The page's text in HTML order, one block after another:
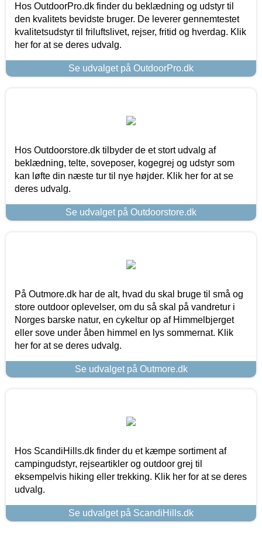
Hos OutdoorPro.dk finder du beklædning og udstyr til
den kvalitets bevidste bruger. De leverer gennemtestet
kvalitetsudstyr til friluftslivet, rejser, fritid og hverdag. Klik
her for at se deres udvalg.
Se udvalget på OutdoorPro.dk
Hos Outdoorstore.dk tilbyder de et stort udvalg af
beklædning, telte, soveposer, kogegrej og udstyr som
kan løfte din næste tur til nye højder. Klik her for at se
deres udvalg.
Se udvalget på Outdoorstore.dk
På Outmore.dk har de alt, hvad du skal bruge til små og
store outdoor oplevelser, om du så skal på vandretur i
Norges barske natur, en cykeltur op af Himmelbjerget
eller sove under åben himmel en lys sommernat. Klik
her for at se deres udvalg.
Se udvalget på Outmore.dk
Hos ScandiHills.dk finder du et kæmpe sortiment af
campingudstyr, rejseartikler og outdoor grej til
eksempelvis hiking eller trekking. Klik her for at se deres
udvalg.
Se udvalget på ScandiHills.dk